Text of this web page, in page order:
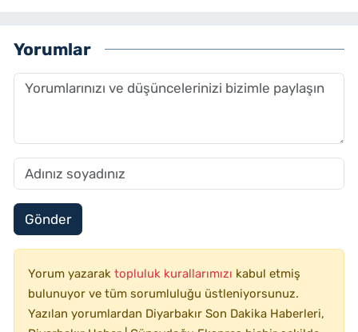
Yorumlar
Gönder
Yorum yazarak topluluk kurallarımızı kabul etmiş
bulunuyor ve tüm sorumluluğu üstleniyorsunuz.
Yazılan yorumlardan Diyarbakır Son Dakika Haberleri,